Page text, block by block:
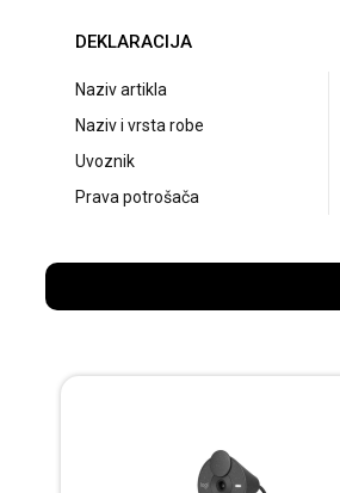
DEKLARACIJA
Naziv artikla
Naziv i vrsta robe
Uvoznik
Prava potrošača